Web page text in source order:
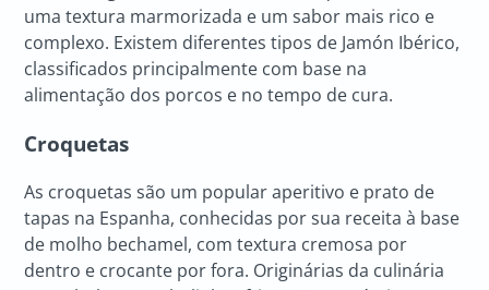
uma textura marmorizada e um sabor mais rico e
complexo. Existem diferentes tipos de Jamón Ibérico,
classificados principalmente com base na
alimentação dos porcos e no tempo de cura.
Croquetas
As croquetas são um popular aperitivo e prato de
tapas na Espanha, conhecidas por sua receita à base
de molho bechamel, com textura cremosa por
dentro e crocante por fora. Originárias da culinária